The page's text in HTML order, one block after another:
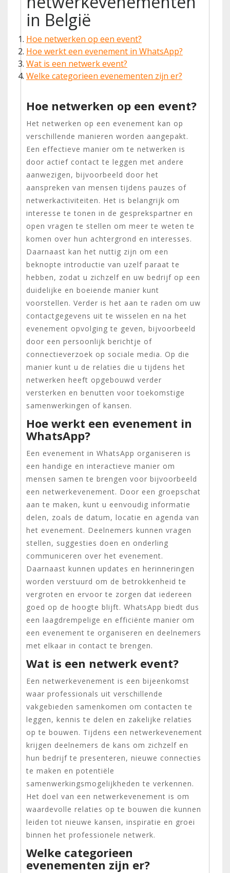
in België
Hoe netwerken op een event?
Hoe werkt een evenement in WhatsApp?
Wat is een netwerk event?
Welke categorieen evenementen zijn er?
Hoe netwerken op een event?
Het netwerken op een evenement kan op
verschillende manieren worden aangepakt.
Een effectieve manier om te netwerken is
door actief contact te leggen met andere
aanwezigen, bijvoorbeeld door het
aanspreken van mensen tijdens pauzes of
netwerkactiviteiten. Het is belangrijk om
interesse te tonen in de gesprekspartner en
open vragen te stellen om meer te weten te
komen over hun achtergrond en interesses.
Daarnaast kan het nuttig zijn om een
beknopte introductie van uzelf paraat te
hebben, zodat u zichzelf en uw bedrijf op een
duidelijke en boeiende manier kunt
voorstellen. Verder is het aan te raden om uw
contactgegevens uit te wisselen en na het
evenement opvolging te geven, bijvoorbeeld
door een persoonlijk berichtje of
connectieverzoek op sociale media. Op die
manier kunt u de relaties die u tijdens het
netwerken heeft opgebouwd verder
versterken en benutten voor toekomstige
samenwerkingen of kansen.
Hoe werkt een evenement in
WhatsApp?
Een evenement in WhatsApp organiseren is
een handige en interactieve manier om
mensen samen te brengen voor bijvoorbeeld
een netwerkevenement. Door een groepschat
aan te maken, kunt u eenvoudig informatie
delen, zoals de datum, locatie en agenda van
het evenement. Deelnemers kunnen vragen
stellen, suggesties doen en onderling
communiceren over het evenement.
Daarnaast kunnen updates en herinneringen
worden verstuurd om de betrokkenheid te
vergroten en ervoor te zorgen dat iedereen
goed op de hoogte blijft. WhatsApp biedt dus
een laagdrempelige en efficiënte manier om
een evenement te organiseren en deelnemers
met elkaar in contact te brengen.
Wat is een netwerk event?
Een netwerkevenement is een bijeenkomst
waar professionals uit verschillende
vakgebieden samenkomen om contacten te
leggen, kennis te delen en zakelijke relaties
op te bouwen. Tijdens een netwerkevenement
krijgen deelnemers de kans om zichzelf en
hun bedrijf te presenteren, nieuwe connecties
te maken en potentiële
samenwerkingsmogelijkheden te verkennen.
Het doel van een netwerkevenement is om
waardevolle relaties op te bouwen die kunnen
leiden tot nieuwe kansen, inspiratie en groei
binnen het professionele netwerk.
Welke categorieen
evenementen zijn er?